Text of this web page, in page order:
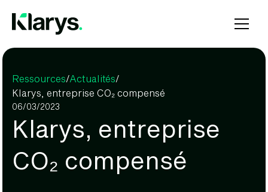
Ressources/Actualités/
Klarys, entreprise CO₂ compensé
06/03/2023
Klarys, entreprise
CO₂ compensé